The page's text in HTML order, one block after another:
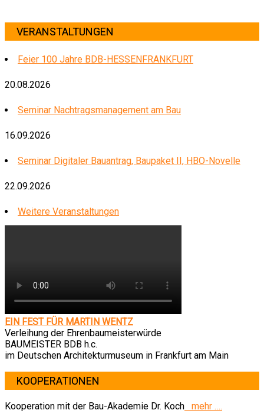
VERANSTALTUNGEN
Feier 100 Jahre BDB-HESSENFRANKFURT
20.08.2026
Seminar Nachtragsmanagement am Bau
16.09.2026
Seminar Digitaler Bauantrag, Baupaket II, HBO-Novelle
22.09.2026
Weitere Veranstaltungen
EIN FEST FÜR MARTIN WENTZ
Verleihung der Ehrenbaumeisterwürde
BAUMEISTER BDB h.c.
im Deutschen Architekturmuseum in Frankfurt am Main
KOOPERATIONEN
Kooperation mit der Bau-Akademie Dr. Koch mehr ….